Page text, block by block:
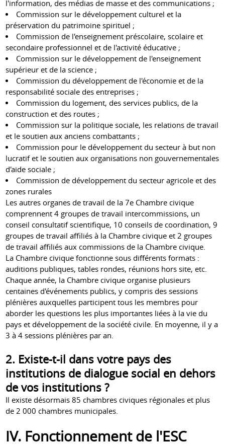
l'information, des médias de masse et des communications ;
Commission sur le développement culturel et la
préservation du patrimoine spirituel ;
Commission de l'enseignement préscolaire, scolaire et
secondaire professionnel et de l'activité éducative ;
Commission sur le développement de l'enseignement
supérieur et de la science ;
Commission du développement de l'économie et de la
responsabilité sociale des entreprises ;
Commission du logement, des services publics, de la
construction et des routes ;
Commission sur la politique sociale, les relations de travail
et le soutien aux anciens combattants ;
Commission pour le développement du secteur à but non
lucratif et le soutien aux organisations non gouvernementales
d'aide sociale ;
Commission de développement du secteur agricole et des
zones rurales
Les autres organes de travail de la 7e Chambre civique
comprennent 4 groupes de travail intercommissions, un
conseil consultatif scientifique, 10 conseils de coordination, 9
groupes de travail affiliés à la Chambre civique et 2 groupes
de travail affiliés aux commissions de la Chambre civique.
La Chambre civique fonctionne sous différents formats :
auditions publiques, tables rondes, réunions hors site, etc.
Chaque année, la Chambre civique organise plusieurs
centaines d'événements publics, y compris des sessions
plénières auxquelles participent tous les membres pour
aborder les questions les plus importantes liées à la vie du
pays et développement de la société civile. En moyenne, il y a
3 à 4 sessions plénières par an.
2. Existe-t-il dans votre pays des
institutions de dialogue social en dehors
de vos institutions ?
Il existe désormais 85 chambres civiques régionales et plus
de 2 000 chambres municipales.
IV. Fonctionnement de l'ESC